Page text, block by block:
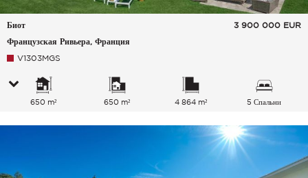
Биот
Французская Ривьера, Франция
3 900 000 EUR
V1303MGS
650 m² 650 m² 4 864 m² 5 Спальни